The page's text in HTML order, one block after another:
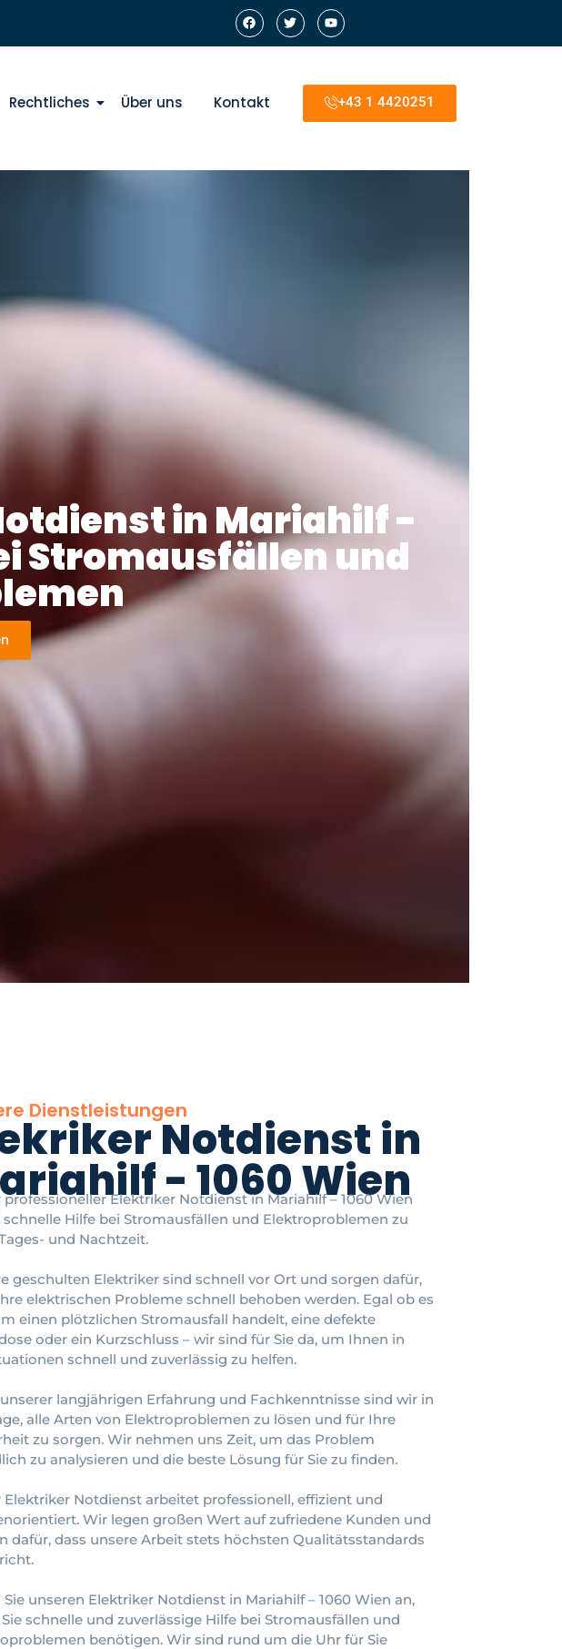
Rechtliches Über uns Kontakt +43 1 4420251
in Mariahilf -
Stromausfällen und
Dienstleistungen
Notdienst in
- 1060 Wien
professioneller Elektriker Notdienst in Mariahilf – 1060 Wien
Hilfe bei Stromausfällen und Elektroproblemen zu
und Nachtzeit.
geschulten Elektriker sind schnell vor Ort und sorgen dafür,
elektrischen Probleme schnell behoben werden. Egal ob es
einen plötzlichen Stromausfall handelt, eine defekte
oder ein Kurzschluss – wir sind für Sie da, um Ihnen in
schnell und zuverlässig zu helfen.
langjährigen Erfahrung und Fachkenntnisse sind wir in
alle Arten von Elektroproblemen zu lösen und für Ihre
zu sorgen. Wir nehmen uns Zeit, um das Problem
zu analysieren und die beste Lösung für Sie zu finden.
Elektriker Notdienst arbeitet professionell, effizient und
Wir legen großen Wert auf zufriedene Kunden und
dafür, dass unsere Arbeit stets höchsten Qualitätsstandards
Sie unseren Elektriker Notdienst in Mariahilf – 1060 Wien an,
schnelle und zuverlässige Hilfe bei Stromausfällen und
benötigen. Wir sind rund um die Uhr für Sie